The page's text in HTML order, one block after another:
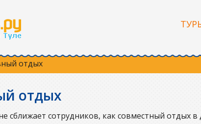
отдых
отдых
сближает сотрудников, как совместный отдых